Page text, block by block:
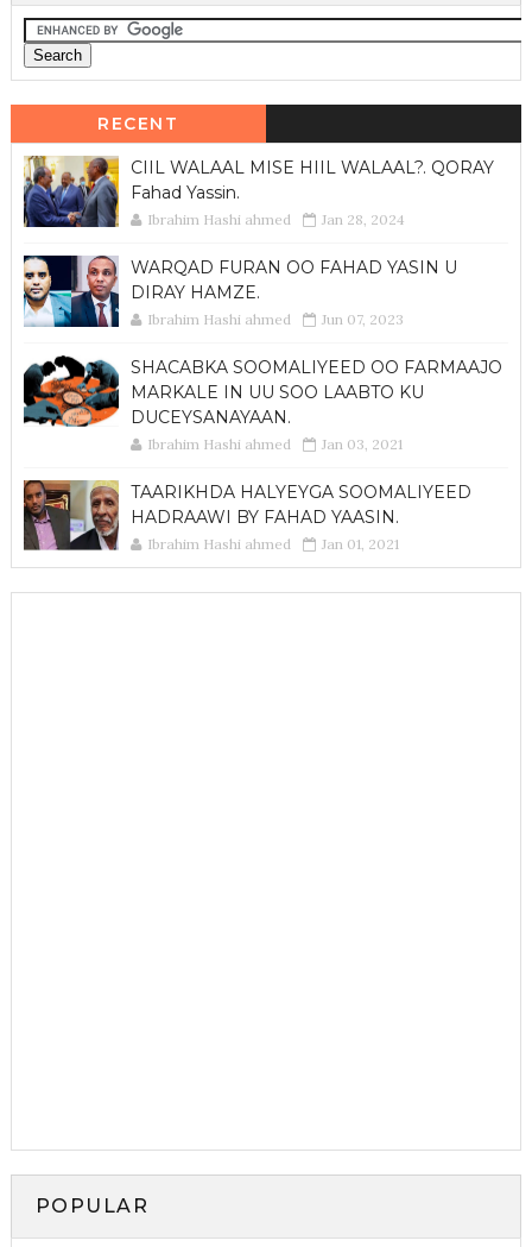
RECENT
CIIL WALAAL MISE HIIL WALAAL?. QORAY
Fahad Yassin.
Ibrahim Hashi ahmed Jan 28, 2024
WARQAD FURAN OO FAHAD YASIN U
DIRAY HAMZE.
Ibrahim Hashi ahmed Jun 07, 2023
SHACABKA SOOMALIYEED OO FARMAAJO
MARKALE IN UU SOO LAABTO KU
DUCEYSANAYAAN.
Ibrahim Hashi ahmed Jan 03, 2021
TAARIKHDA HALYEYGA SOOMALIYEED
HADRAAWI BY FAHAD YAASIN.
Ibrahim Hashi ahmed Jan 01, 2021
POPULAR